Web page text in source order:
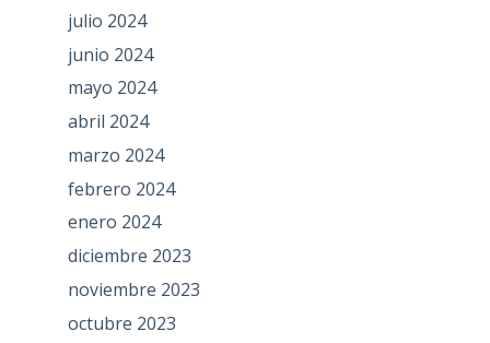
julio 2024
junio 2024
mayo 2024
abril 2024
marzo 2024
febrero 2024
enero 2024
diciembre 2023
noviembre 2023
octubre 2023